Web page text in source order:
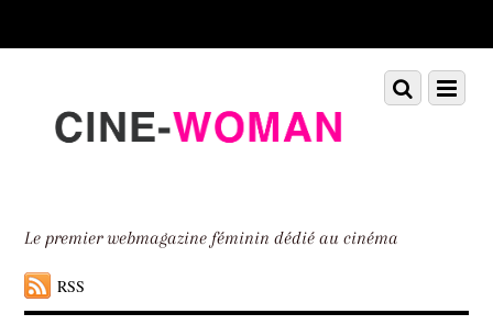
down
Le premier webmagazine féminin dédié au cinéma
RSS
Menu
Scroll
down